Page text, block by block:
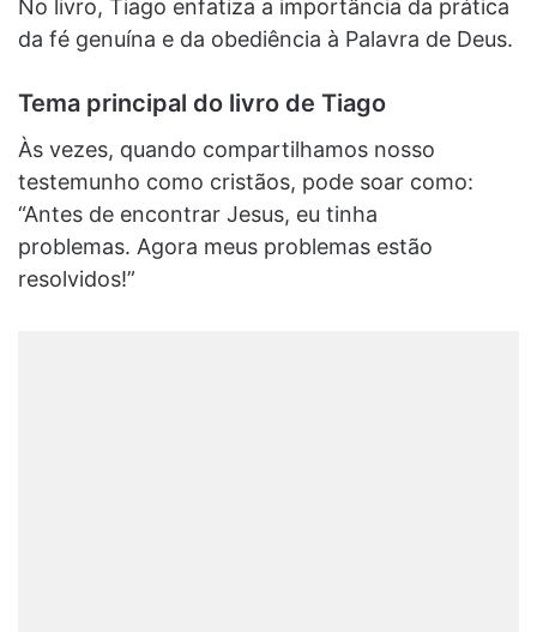
No livro, Tiago enfatiza a importância da prática
da fé genuína e da obediência à Palavra de Deus.
Tema principal do livro de Tiago
Às vezes, quando compartilhamos nosso
testemunho como cristãos, pode soar como:
“Antes de encontrar Jesus, eu tinha
problemas. Agora meus problemas estão
resolvidos!”